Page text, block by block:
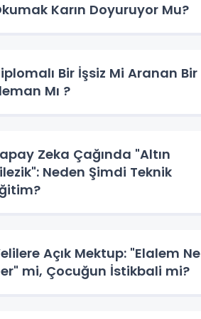
Karın Doyuruyor Mu?
Bir İşsiz Mi Aranan Bir
Mı ?
Zeka Çağında "Altın
Neden Şimdi Teknik
Açık Mektup: "Elalem Ne
mi, Çocuğun İstikbali mi?